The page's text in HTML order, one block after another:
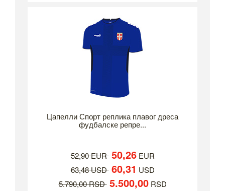
Цапелли Спорт реплика плавог дреса
фудбалске репре...
52,90 EUR 50,26EUR
63,48 USD 60,31 USD
5.790,00 RSD 5.500,00RSD